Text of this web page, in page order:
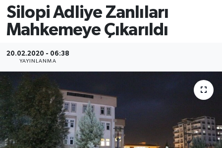
Silopi Adliye Zanlıları
Mahkemeye Çıkarıldı
20.02.2020 - 06:38
YAYINLANMA
Ekonomi
Şırnak
Yaşam
Sağlık
Eğitim
Kültür - Sanat
Şirnak Namaz Vakitleri
Şırnak Trafik Yoğunluk Haritası
Süper Lig Puan Durumu ve Fikstür
Tüm Manşetler
Son Dakika Haberleri
Haber Arşivi